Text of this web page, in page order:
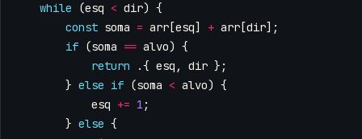
while (esq < dir) {
const soma = arr [esq] + arr [dir];
if (soma == alvo) {
return
.{ esq , dir };
} else if (soma < alvo) {
esq += 1 ;
} else {